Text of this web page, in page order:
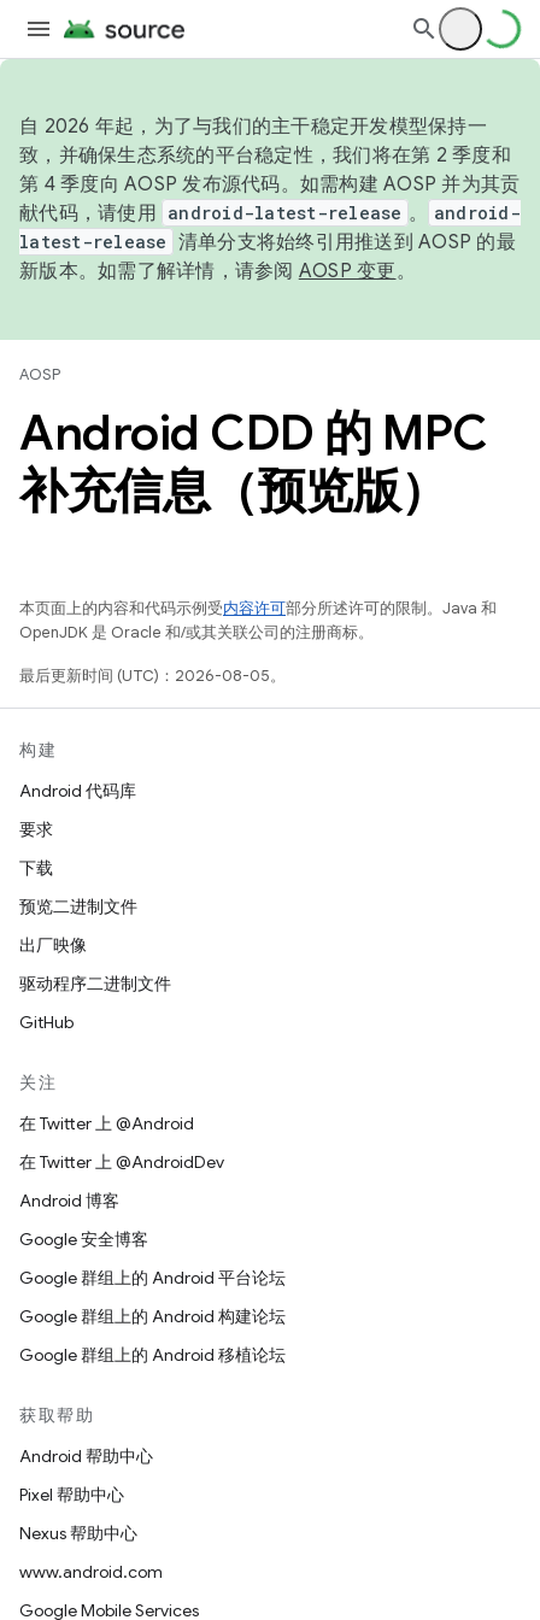
自 2026 年起，为了与我们的主干稳定开发模型保持一
致，并确保生态系统的平台稳定性，我们将在第 2 季度和
第 4 季度向 AOSP 发布源代码。如需构建 AOSP 并为其贡
献代码，请使用 android-latest-release 。
android-
latest-release 清单分支将始终引用推送到 AOSP 的最
新版本。如需了解详情，请参阅 AOSP 变更。
AOSP
Android CDD 的 MPC
补充信息（预览版）
本页面上的内容和代码示例受内容许可部分所述许可的限制。Java 和
OpenJDK 是 Oracle 和/或其关联公司的注册商标。
最后更新时间 (UTC)：2026-08-05。
构建
Android 代码库
要求
下载
预览二进制文件
出厂映像
驱动程序二进制文件
GitHub
关注
在 Twitter 上 @Android
在 Twitter 上 @AndroidDev
Android 博客
Google 安全博客
Google 群组上的 Android 平台论坛
Google 群组上的 Android 构建论坛
Google 群组上的 Android 移植论坛
获取帮助
Android 帮助中心
Pixel 帮助中心
Nexus 帮助中心
www.android.com
Google Mobile Services